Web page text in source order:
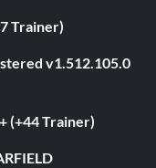
Trainer)
v1.512.105.0
(+44 Trainer)